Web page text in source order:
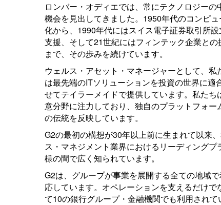
ロンバー・オディエでは、常にテクノロジーの
機会を見出してきました。1950年代のコンピュ
化から、1990年代にはスイス電子証券取引所
支援、そして21世紀にはフィンテック企業との
まで、その歩みを続けています。
ウェルス・アセット・マネージャーとして、私
は最先端のITソリューションを投資の世界に適
せてテイラーメイドで提供しています。私たち
意分野に注力しており、独自のプラットフォ
の伝統を反映しています。
G2の最初の構想が30年以上前に生まれて以来
ス・マネジメント業界におけるリーディング
様の間で広く知られています。
G2は、グループが事業を展開する全ての地域
応しています。オペレーションを支えるだけ
て10の銀行グループ・金融機関でも利用されて